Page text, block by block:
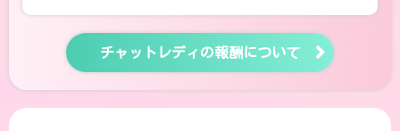
チャットレディの報酬について